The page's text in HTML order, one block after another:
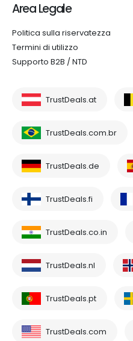
Area Legale
Politica sulla riservatezza
Termini di utilizzo
Supporto B2B / NTD
TrustDeals.at
TrustDeals.com.br
TrustDeals.de
TrustDeals.fi
TrustDeals.co.in
TrustDeals.nl
TrustDeals.pt
TrustDeals.com